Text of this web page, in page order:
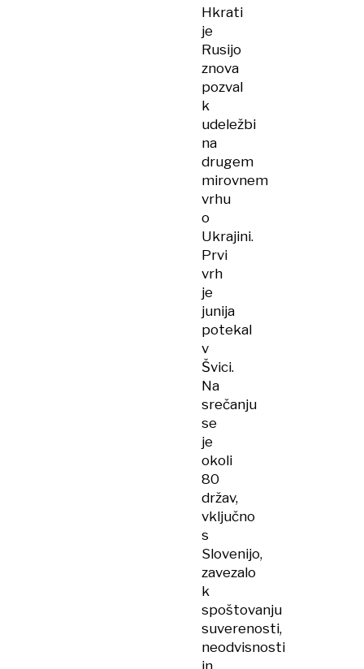
Hkrati
je
Rusijo
znova
pozval
k
udeležbi
na
drugem
mirovnem
vrhu
o
Ukrajini.
Prvi
vrh
je
junija
potekal
v
Švici.
Na
srečanju
se
je
okoli
80
držav,
vključno
s
Slovenijo,
zavezalo
k
spoštovanju
suverenosti,
neodvisnosti
in